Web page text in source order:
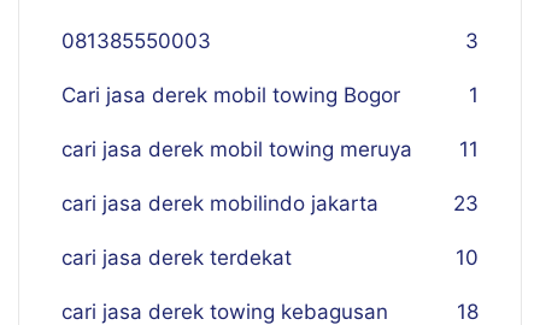
081385550003 3
Cari jasa derek mobil towing Bogor 1
cari jasa derek mobil towing meruya 11
cari jasa derek mobilindo jakarta 23
cari jasa derek terdekat 10
cari jasa derek towing kebagusan 18